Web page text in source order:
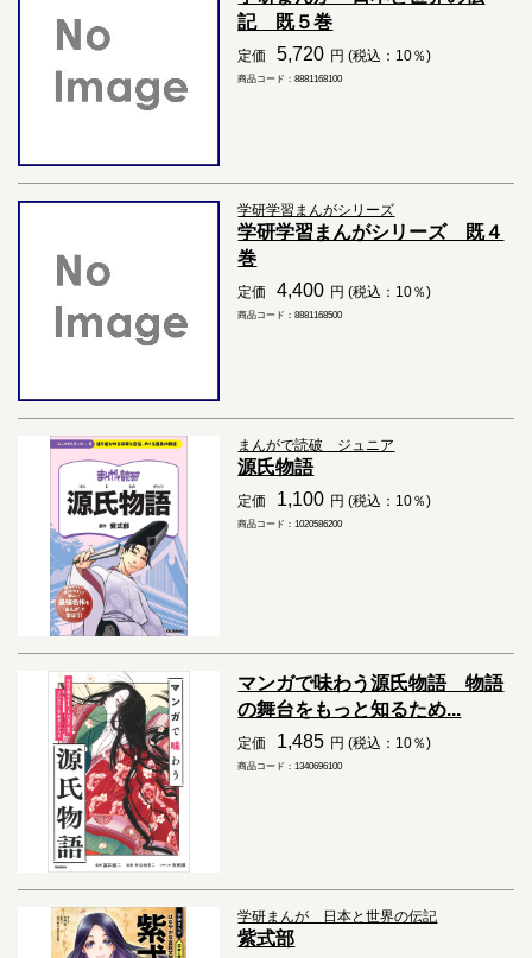
記 既５巻
定価 5,720 円 (税込：10％)
商品コード：8881168100
学研学習まんがシリーズ
学研学習まんがシリーズ 既４
巻
定価 4,400 円 (税込：10％)
商品コード：8881168500
まんがで読破 ジュニア
源氏物語
定価 1,100 円 (税込：10％)
商品コード：1020586200
マンガで味わう源氏物語 物語
の舞台をもっと知るため...
定価 1,485 円 (税込：10％)
商品コード：1340696100
学研まんが 日本と世界の伝記
紫式部